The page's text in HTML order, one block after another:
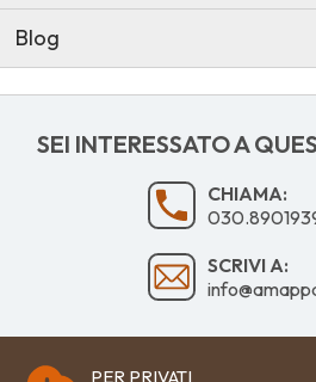
Blog
SEI INTERESSATO A
CHIAMA:
SCRIVI A:
PER PRIVATI